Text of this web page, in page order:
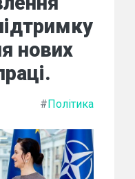
нових
#Політика